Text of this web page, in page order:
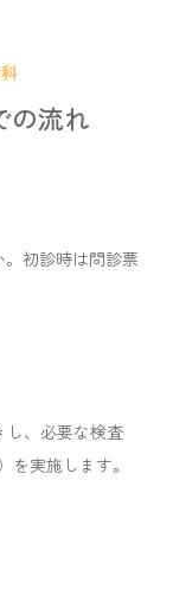
の流れ
初診時は問診票
し、必要な検査
を実施します。